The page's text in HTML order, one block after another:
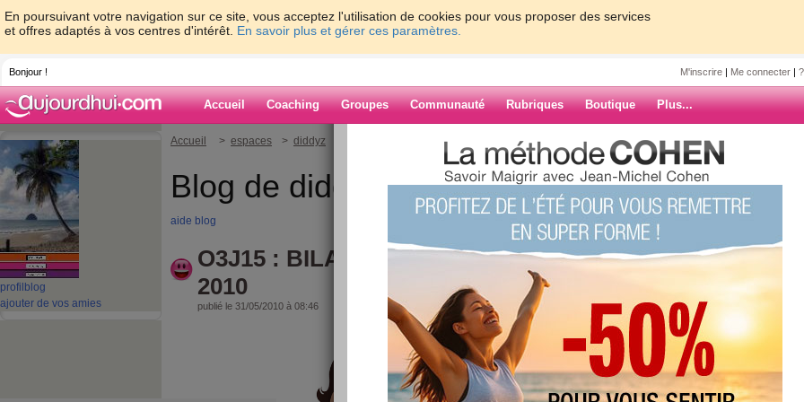
En poursuivant votre navigation sur ce site, vous acceptez l'utilisation de cookies pour vous proposer des services
et offres adaptés à vos centres d'intérêt. En savoir plus et gérer ces paramètres.
Bonjour ! M'inscrire | Me connecter |
Accueil Coaching Groupes Communauté Rubriques Boutique Plus...
profil blog
ajouter de vos amies
Accueil > espaces > diddyz > O3J15 : BILAN DU MOIS DE MAI 2010
Blog de diddyz
aide blog
O3J15 : BILAN DU MOIS DE MAI
2010
publié le 31/05/2010 à 08:46
ARCHIVES